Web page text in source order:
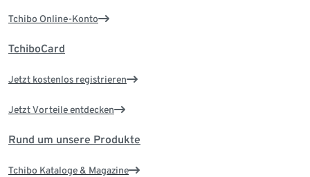
Tchibo Online-Konto
TchiboCard
Jetzt kostenlos registrieren
Jetzt Vorteile entdecken
Rund um unsere Produkte
Tchibo Kataloge & Magazine